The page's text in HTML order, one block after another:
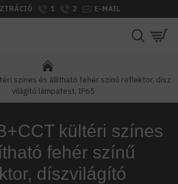
1 2 E-MAIL
színes és állítható fehér színű reflektor, dísz
világító lámpatest, IP65
kültéri színes
fehér színű
díszvilágító